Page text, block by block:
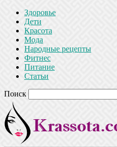
Здоровье
Дети
Красота
Мода
Народные рецепты
Фитнес
Питание
Статьи
Поиск